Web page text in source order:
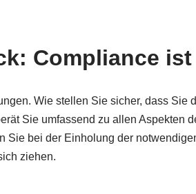
Compliance
Wie stellen Sie sicher, dass
Sie umfassend zu allen Aspekten
bei der Einholung der
ziehen.